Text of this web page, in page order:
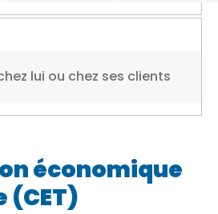
lui ou chez ses clients
économique